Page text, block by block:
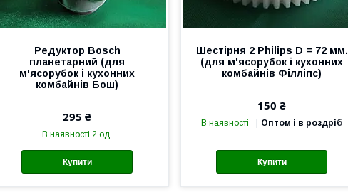
Редуктор Bosch
планетарний (для
м'ясорубок і кухонних
комбайнів Бош)
295 ₴
В наявності 2 од.
Купити
Шестірня 2 Philips D = 72 мм.
(для м'ясорубок і кухонних
комбайнів Філліпс)
150 ₴
В наявності Оптом і в роздріб
Купити